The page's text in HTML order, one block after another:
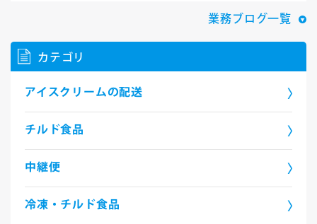
業務ブログ一覧
カテゴリ
アイスクリームの配送
チルド食品
中継便
冷凍・チルド食品